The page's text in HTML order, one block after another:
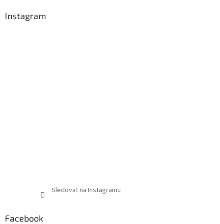
Instagram
Sledovat na Instagramu
Facebook